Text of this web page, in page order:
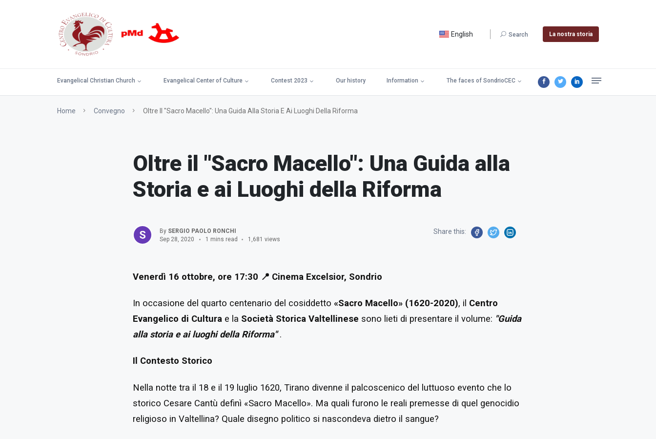
English Search La nostra storia
Evangelical Christian Church Evangelical Center of Culture Contest 2023 Our history Information The faces of SondrioCEC
Home Convegno Oltre Il "Sacro Macello": Una Guida Alla Storia E Ai Luoghi Della Riforma
Oltre il "Sacro Macello": Una Guida alla
Storia e ai Luoghi della Riforma
By SERGIO PAOLO RONCHI
Sep 28, 2020
1 mins read 1,681 views
Share this:
Venerdì 16 ottobre, ore 17:30 📍 Cinema Excelsior, Sondrio
In occasione del quarto centenario del cosiddetto «Sacro Macello» (1620-2020), il Centro
Evangelico di Cultura e la Società Storica Valtellinese sono lieti di presentare il volume: "Guida
alla storia e ai luoghi della Riforma" .
Il Contesto Storico
Nella notte tra il 18 e il 19 luglio 1620, Tirano divenne il palcoscenico del luttuoso evento che lo
storico Cesare Cantù definì «Sacro Macello». Ma quali furono le reali premesse di quel genocidio
religioso in Valtellina? Quale disegno politico si nascondeva dietro il sangue?